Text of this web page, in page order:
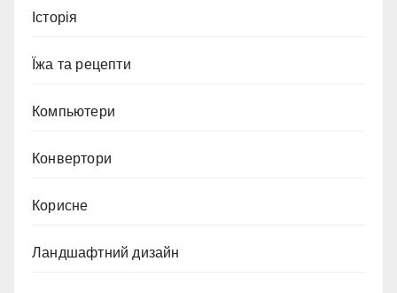
Історія
Їжа та рецепти
Компьютери
Конвертори
Корисне
Ландшафтний дизайн